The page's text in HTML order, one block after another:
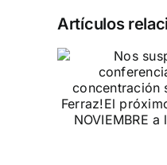
Artículos